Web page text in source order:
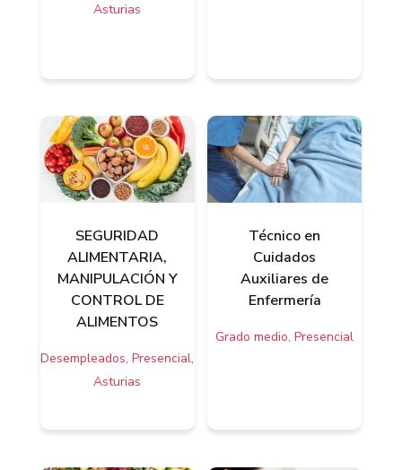
Asturias
SEGURIDAD
ALIMENTARIA,
MANIPULACIÓN Y
CONTROL DE
ALIMENTOS
Desempleados, Presencial,
Asturias
Técnico en
Cuidados
Auxiliares de
Enfermería
Grado medio, Presencial